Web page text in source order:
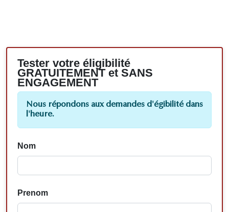
Tester votre éligibilité
GRATUITEMENT et SANS
ENGAGEMENT
Nous répondons aux demandes d'égibilité dans
l'heure.
Nom
Prenom